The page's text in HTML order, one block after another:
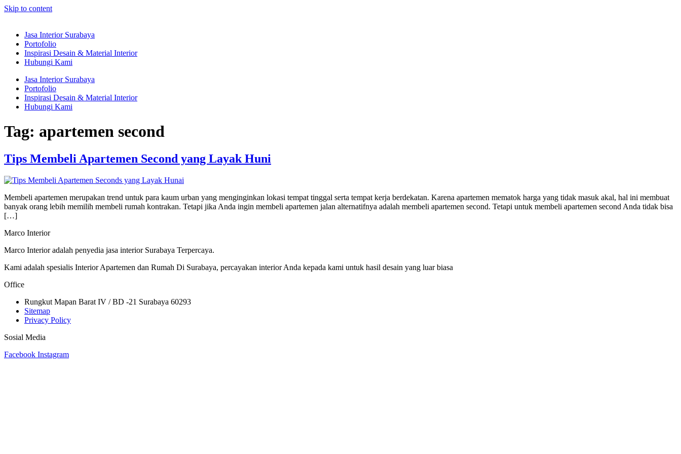
Skip to content
Jasa Interior Surabaya
Portofolio
Inspirasi Desain & Material Interior
Hubungi Kami
Jasa Interior Surabaya
Portofolio
Inspirasi Desain & Material Interior
Hubungi Kami
Tag: apartemen second
Tips Membeli Apartemen Second yang Layak Huni
Membeli apartemen merupakan trend untuk para kaum urban yang menginginkan lokasi tempat tinggal serta tempat kerja berdekatan. Karena apartemen mematok harga yang tidak masuk akal, hal ini membuat
banyak orang lebih memilih membeli rumah kontrakan. Tetapi jika Anda ingin membeli apartemen jalan alternatifnya adalah membeli apartemen second. Tetapi untuk membeli apartemen second Anda tidak bisa
[…]
Marco Interior
Marco Interior adalah penyedia jasa interior Surabaya Terpercaya.
Kami adalah spesialis Interior Apartemen dan Rumah Di Surabaya, percayakan interior Anda kepada kami untuk hasil desain yang luar biasa
Office
Rungkut Mapan Barat IV / BD -21 Surabaya 60293
Sitemap
Privacy Policy
Sosial Media
Facebook Instagram